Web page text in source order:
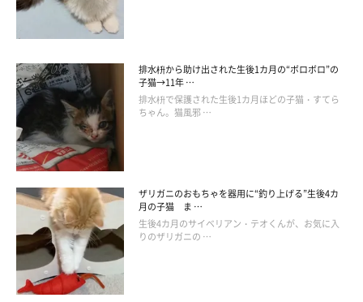
もふスコがLINEスタンプになりました♬
https://line.me/S/sticker/12303846
排水枡から助け出された生後1カ月の“ボロボロ”の
子猫→11年 …
排水枡で保護された生後1カ月ほどの子猫・すてら
ちゃん。猫風邪 …
ザリガニのおもちゃを器用に“釣り上げる”生後4カ
月の子猫 ま …
生後4カ月のサイベリアン・テオくんが、お気に入
りのザリガニの …